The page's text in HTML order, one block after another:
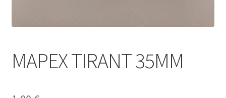
MAPEX TIRANT 35MM